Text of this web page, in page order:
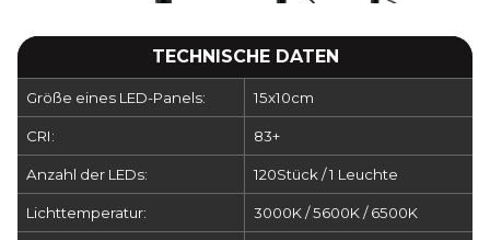
TECHNISCHE DATEN
Größe eines LED-Panels: 15x10cm
CRI: 83+
Anzahl der LEDs: 120Stück / 1 Leuchte
Lichttemperatur: 3000K / 5600K / 6500K